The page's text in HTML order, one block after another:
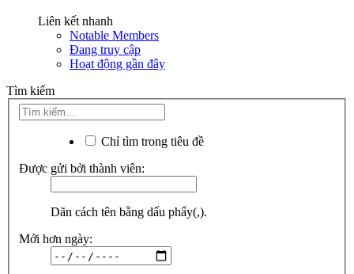
Liên kết nhanh
Notable Members
Đang truy cập
Hoạt động gần đây
Tìm kiếm
Chỉ tìm trong tiêu đề
Được gửi bởi thành viên:
Dãn cách tên bằng dấu phẩy(,).
Mới hơn ngày: